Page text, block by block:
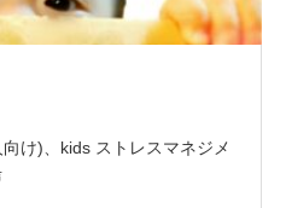
け)、kids ストレスマネジメ